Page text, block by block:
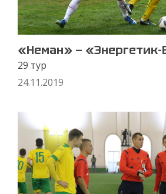
«Неман» — «Энергетик-
29 тур
24.11.2019